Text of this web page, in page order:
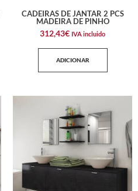
CADEIRAS DE JANTAR 2 PCS
MADEIRA DE PINHO
312,43€ IVA incluido
ADICIONAR